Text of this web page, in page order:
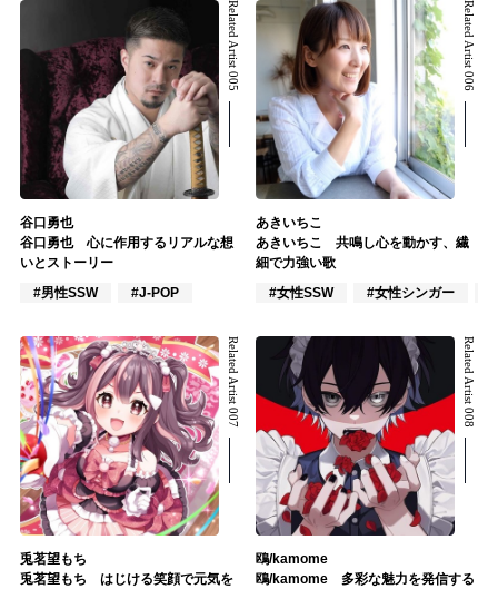
Related Artist 005
谷口勇也
谷口勇也 心に作用するリアルな想
いとストーリー
#男性SSW
#J-POP
Related Artist 006
あきいちこ
あきいちこ 共鳴し心を動かす、繊
細で力強い歌
#女性SSW
#女性シンガー
Related Artist 007
兎茗望もち
兎茗望もち はじける笑顔で元気を
Related Artist 008
鴎/kamome
鴎/kamome 多彩な魅力を発信する